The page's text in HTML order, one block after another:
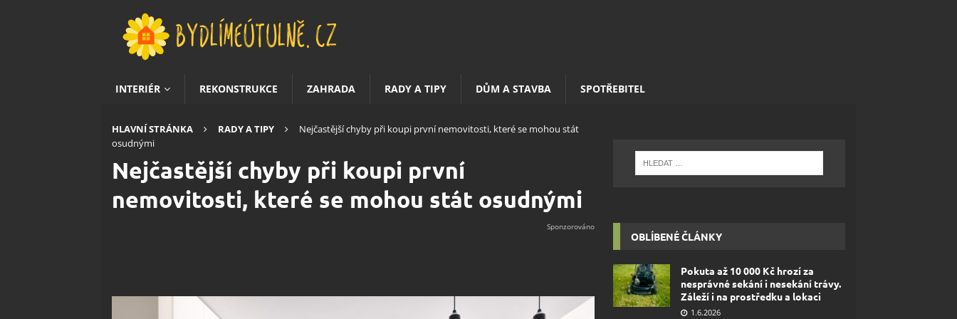
INTERIÉR REKONSTRUKCE ZAHRADA RADY A TIPY DŮM A STAVBA SPOTŘEBITEL
HLAVNÍ STRÁNKA RADY A TIPY
Nejčastější chyby při koupi první nemovitosti, které se mohou stát
osudnými
Nejčastější chyby při koupi první
nemovitosti, které se mohou stát osudnými
OBLÍBENÉ ČLÁNKY
Pokuta až 10 000 Kč hrozí za
nesprávné sekání i nesekání trávy.
Záleží i na prostředku a lokaci
1.6.2026